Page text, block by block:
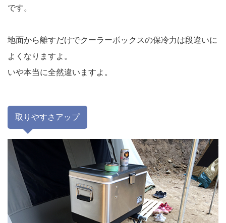
です。
地面から離すだけでクーラーボックスの保冷力は段違いに
よくなりますよ。
いや本当に全然違いますよ。
取りやすさアップ